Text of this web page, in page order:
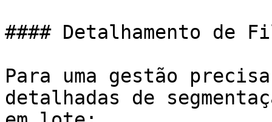
#### Detalhamento de
Para uma gestão
detalhadas de